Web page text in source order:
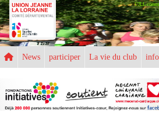
UJLL
News participer La vie du club
Panneau de gestion des cookies